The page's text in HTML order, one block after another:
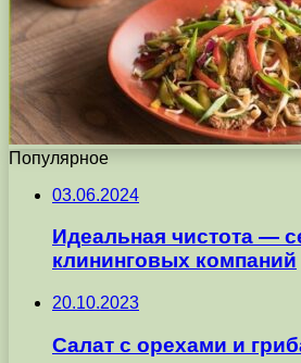
Популярное
03.06.2024
Идеальная чистота —
клининговых компаний
20.10.2023
Салат с орехами и